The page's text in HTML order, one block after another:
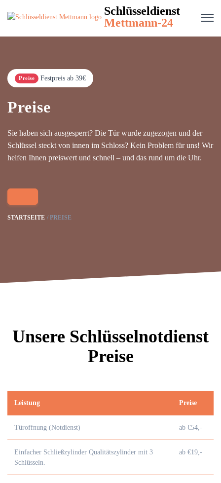
Schlüsseldienst
Mettmann-24
Preise Festpreis ab 39€
Preise
Sie haben sich ausgesperrt? Die Tür wurde zugezogen und der
Schlüssel steckt von innen im Schloss? Kein Problem für uns! Wir
helfen Ihnen preiswert und schnell – und das rund um die Uhr.
STARTSEITE PREISE
Unsere Schlüsselnotdienst
Preise
Leistung Preise
Türoffnung (Notdienst) ab €54,-
Einfacher Schließzylinder Qualitätszylinder mit 3
Schlüsseln.
ab €19,-